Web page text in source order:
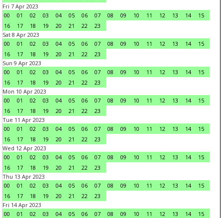
Fri 7 Apr 2023
00
01 02 03 04 05 06 07 08 09 10 11 12 13 14
15
16
17 18 19 20 21 22
23
Sat 8 Apr 2023
00
01 02 03 04 05 06 07 08 09 10 11 12 13 14
15
16
17 18 19 20 21 22
23
Sun 9 Apr 2023
00
01 02 03 04 05 06 07 08 09 10 11 12 13 14
15
16
17 18 19 20 21 22
23
Mon 10 Apr 2023
00
01 02 03 04 05 06 07 08 09 10 11 12 13 14
15
16
17 18 19 20 21 22
23
Tue 11 Apr 2023
00
01 02 03 04 05 06 07 08 09 10 11 12 13 14
15
16
17 18 19 20 21 22
23
Wed 12 Apr 2023
00
01 02 03 04 05 06 07 08 09 10 11 12 13 14
15
16
17 18 19 20 21 22
23
Thu 13 Apr 2023
00
01 02 03 04 05 06 07 08 09 10 11 12 13 14
15
16
17 18 19 20 21 22
23
Fri 14 Apr 2023
00
01 02 03 04 05 06 07 08 09 10 11 12 13 14
15